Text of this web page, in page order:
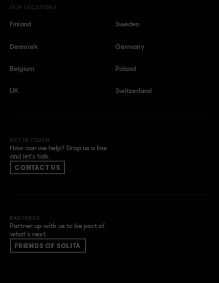
OUR LOCATIONS
Finland Sweden
Denmark Germany
Belgium Poland
UK Switzerland
GET IN TOUCH
How can we help? Drop us a line
and let’s talk.
CONTACT US
PARTNERS
Partner up with us to be part of
what’s next.
FRIENDS OF SOLITA